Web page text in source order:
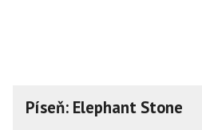
Píseň: Elephant Stone